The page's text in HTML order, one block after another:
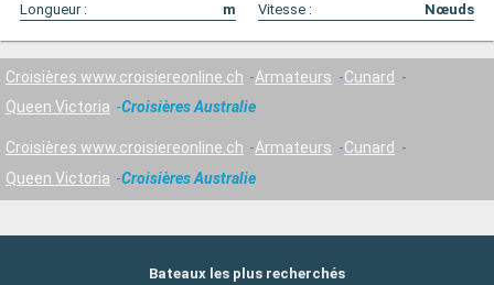
Longueur :
m Vitesse : Nœuds
Croisières www.croisiereonline.ch Armateurs
Cunard
Queen Victoria
Croisières Australie
Croisières www.croisiereonline.ch Armateurs
Cunard
Queen Victoria
Croisières Australie
Bateaux les plus recherchés